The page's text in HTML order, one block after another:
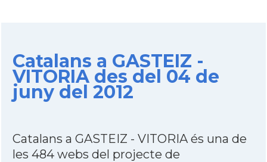
Catalans a GASTEIZ -
VITORIA des del 04 de
juny del 2012
Catalans a GASTEIZ - VITORIA és una de
les 484 webs del projecte de